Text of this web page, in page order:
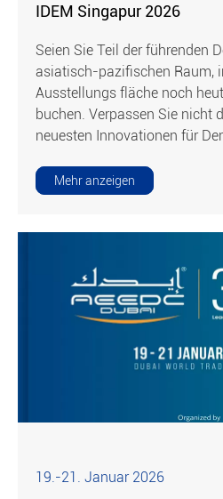
IDEM Singapur 2026
Seien Sie Teil der führenden
asiatisch-pazifischen Raum,
Ausstellungs fläche noch
buchen. Verpassen Sie nicht
neuesten Innovationen für
Mehr anzeigen
19.-21. Januar 2026